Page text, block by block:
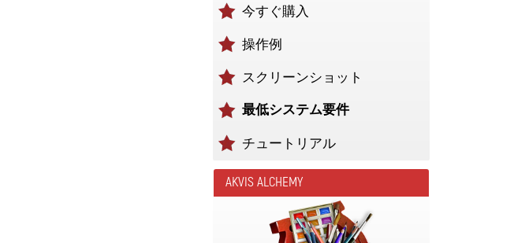
今すぐ購入
操作例
スクリーンショット
最低システム要件
チュートリアル
AKVIS ALCHEMY